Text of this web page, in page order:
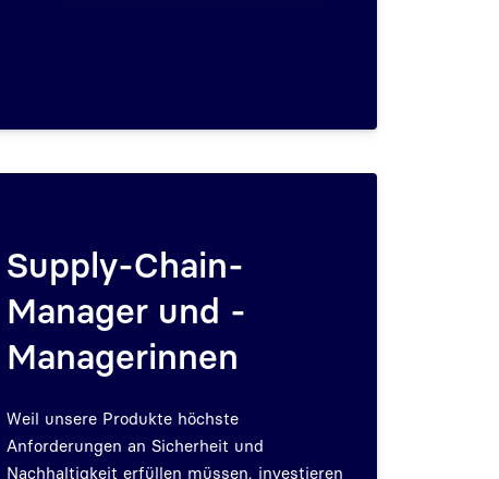
Supply-Chain-
Manager und -
Managerinnen
Weil unsere Produkte höchste
Anforderungen an Sicherheit und
Nachhaltigkeit erfüllen müssen, investieren